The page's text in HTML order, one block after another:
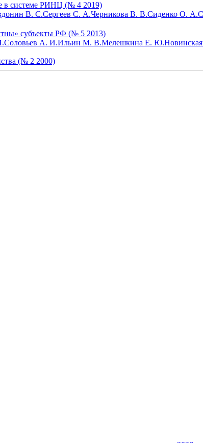
в системе РИНЦ (№ 4 2019)
В. С.Сергеев С. А.Черникова В. В.Сиденко О. А.
субъекты РФ (№ 5 2013)
Соловьев А. И.Ильин М. В.Мелешкина Е. Ю.
(№ 2 2000)